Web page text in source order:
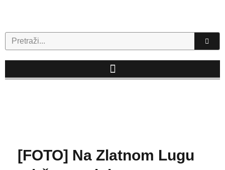
Search
[FOTO] Na Zlatnom Lugu